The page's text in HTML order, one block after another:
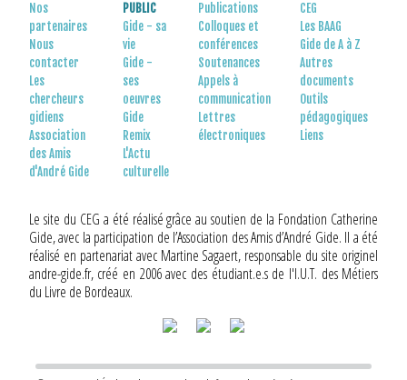
Nos
partenaires
Nous
contacter
Les
chercheurs
gidiens
Association
des Amis
d'André Gide
PUBLIC
Gide - sa
vie
Gide -
ses
oeuvres
Gide
Remix
L'Actu
culturelle
Publications
Colloques et
conférences
Soutenances
Appels à
communication
Lettres
électroniques
CEG
Les BAAG
Gide de A à Z
Autres
documents
Outils
pédagogiques
Liens
Le site du CEG a été réalisé grâce au soutien de la Fondation Catherine
Gide, avec la participation de l’Association des Amis d’André Gide. Il a été
réalisé en partenariat avec Martine Sagaert, responsable du site originel
andre-gide.fr, créé en 2006 avec des étudiant.e.s de l'I.U.T. des Métiers
du Livre de Bordeaux.